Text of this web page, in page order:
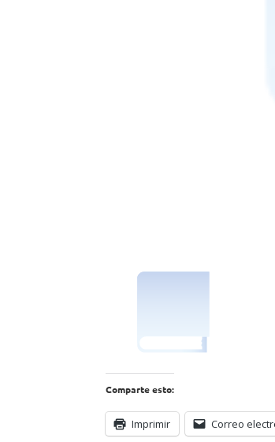
Comparte esto:
Imprimir Correo